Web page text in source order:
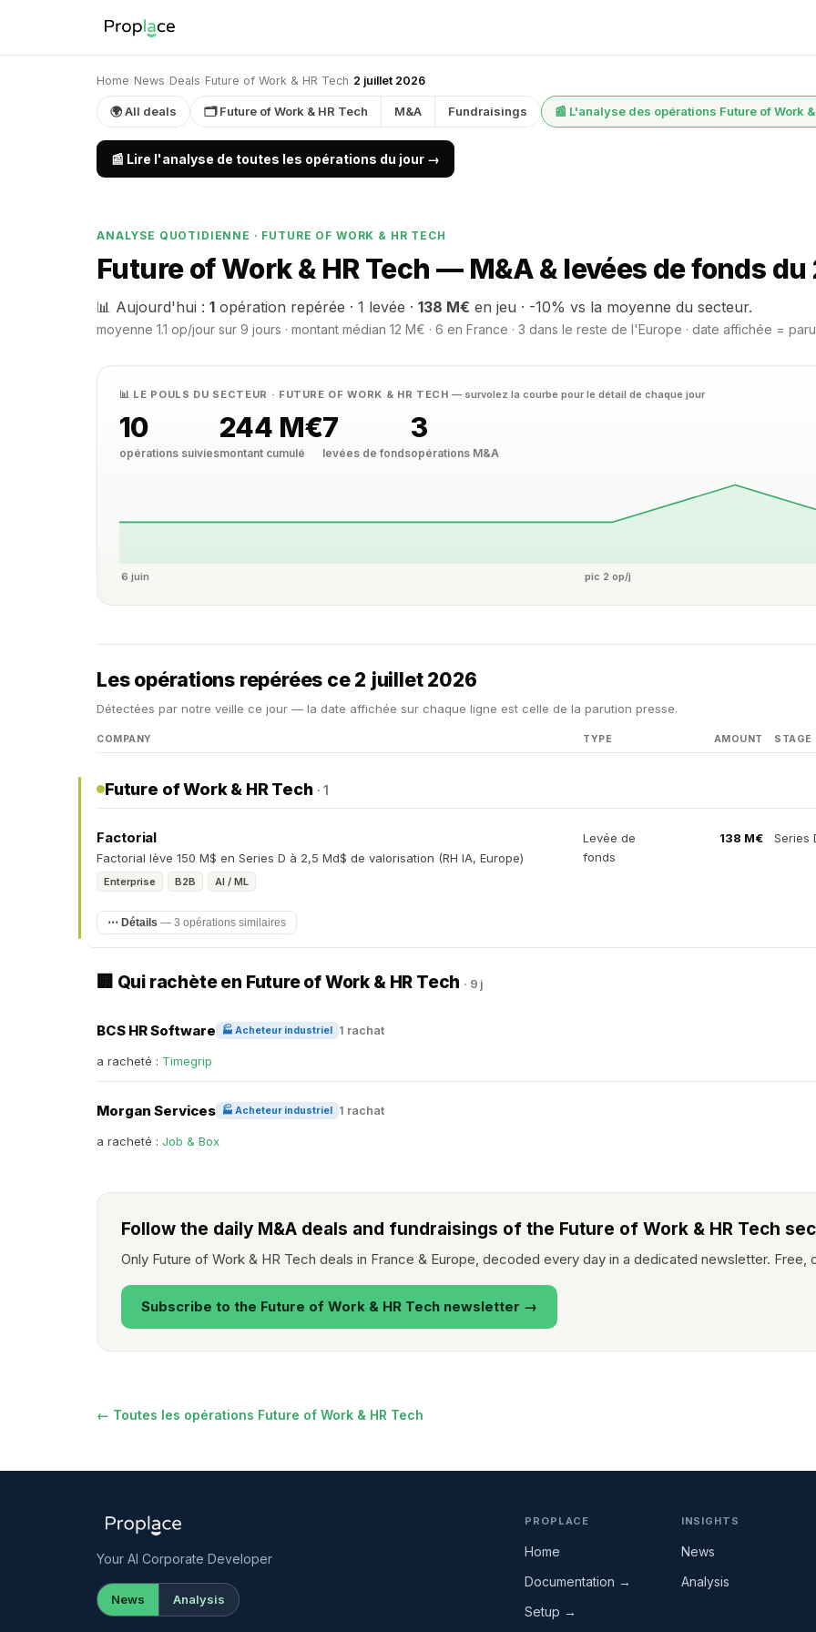
Home› News› Deals› Future of Work & HR Tech› 2 juillet 2026
🌍 All deals 🗂 Future of Work & HR Tech M&A Fundraisings 📰 L'analyse des opérations Future of Work
📰 Lire l'analyse de toutes les opérations du jour →
ANALYSE QUOTIDIENNE · FUTURE OF WORK & HR TECH
Future of Work & HR Tech — M&A & levées de fonds
📊 Aujourd'hui : 1 opération repérée · 1 levée · 138 M€ en jeu · -10% vs la moyenne du secteur.
moyenne 1.1 op/jour sur 9 jours · montant médian 12 M€ · 6 en France · 3 dans le reste de l'Europe · date affichée =
📊 LE POULS DU SECTEUR · FUTURE OF WORK & HR TECH— survolez la courbe pour le détail de chaque jour
10
opérations suivies
244 M€
montant cumulé
7
levées de fonds
3
opérations M&A
6 juin pic 2 op/j
Les opérations repérées ce 2 juillet 2026
Détectées par notre veille ce jour — la date affichée sur chaque ligne est celle de la parution presse.
COMPANY TYPE AMOUNT STAGE
Future of Work & HR Tech · 1
Factorial
Factorial lève 150 M$ en Series D à 2,5 Md$ de valorisation (RH IA, Europe)
Enterprise B2B AI / ML
Levée de
fonds
138 M€ Series
⋯ Détails — 3 opérations similaires
🏢 Qui rachète en Future of Work & HR Tech · 9 j
BCS HR Software 🏭 Acheteur industriel 1 rachat
a racheté : Timegrip
Morgan Services 🏭 Acheteur industriel 1 rachat
a racheté : Job & Box
Follow the daily M&A deals and fundraisings of the Future of Work & HR Tech
Only Future of Work & HR Tech deals in France & Europe, decoded every day in a dedicated newsletter. Free,
Subscribe to the Future of Work & HR Tech newsletter →
← Toutes les opérations Future of Work & HR Tech
Your AI Corporate Developer
News Analysis
PROPLACE
Home
Documentation →
Setup →
INSIGHTS
News
Analysis